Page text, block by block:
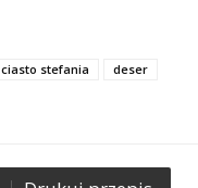
ciasto stefania
deser